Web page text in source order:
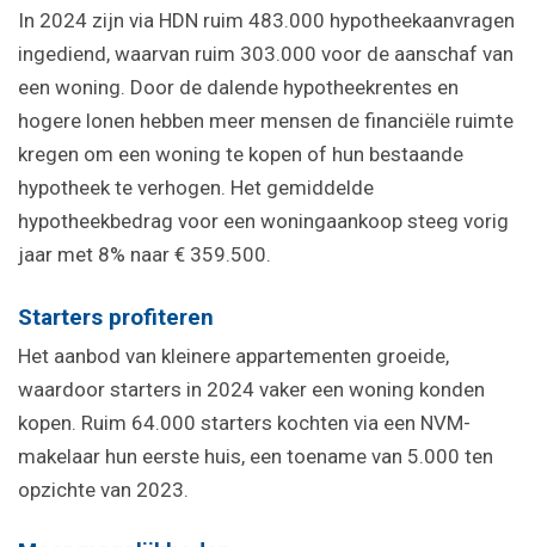
In 2024 zijn via HDN ruim 483.000 hypotheekaanvragen
ingediend, waarvan ruim 303.000 voor de aanschaf van
een woning. Door de dalende hypotheekrentes en
hogere lonen hebben meer mensen de financiële ruimte
kregen om een woning te kopen of hun bestaande
hypotheek te verhogen. Het gemiddelde
hypotheekbedrag voor een woningaankoop steeg vorig
jaar met 8% naar € 359.500.
Starters profiteren
Het aanbod van kleinere appartementen groeide,
waardoor starters in 2024 vaker een woning konden
kopen. Ruim 64.000 starters kochten via een NVM-
makelaar hun eerste huis, een toename van 5.000 ten
opzichte van 2023.